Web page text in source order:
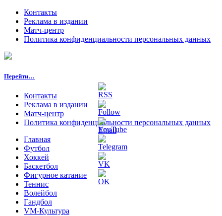
Контакты
Реклама в издании
Матч-центр
Политика конфиденциальности персональных данных
Перейти…
Контакты
Реклама в издании
Матч-центр
Политика конфиденциальности персональных данных
Главная
Футбол
Хоккей
Баскетбол
Фигурное катание
Теннис
Волейбол
Гандбол
VM-Культура